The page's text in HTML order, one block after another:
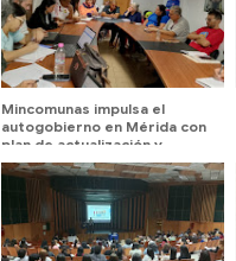
Mincomunas impulsa el
autogobierno en Mérida con
plan de actualización y
atención territorial